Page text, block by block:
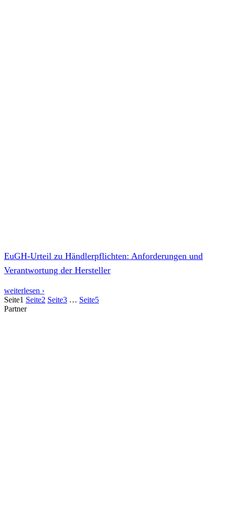
EuGH-Urteil zu Händlerpflichten: Anforderungen und
Verantwortung der Hersteller
weiterlesen ›
Seite1 Seite2 Seite3 … Seite5
Partner